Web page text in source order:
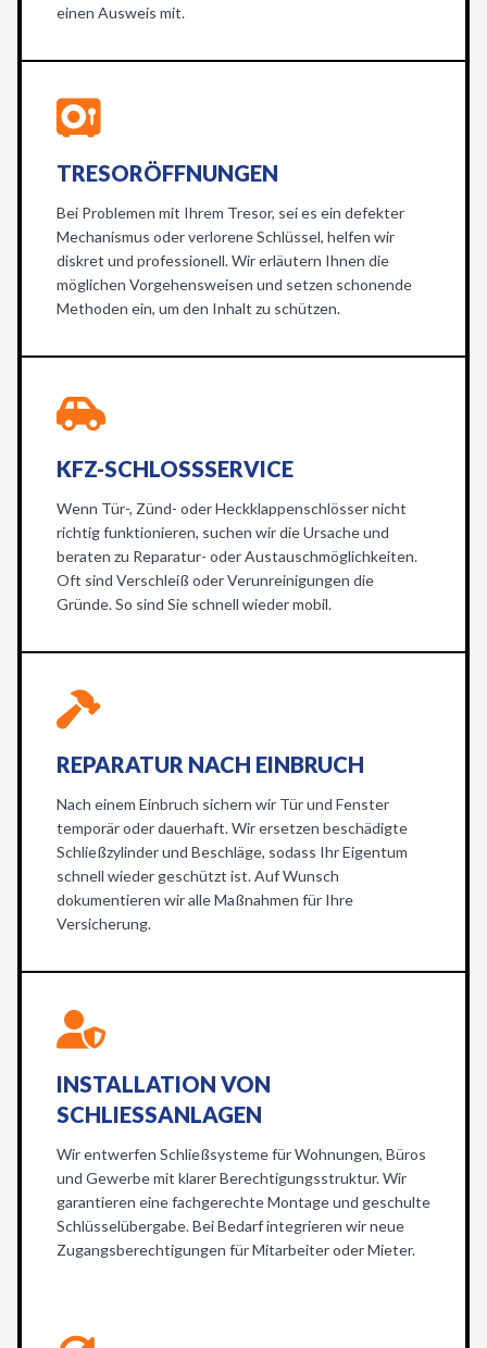
einen Ausweis mit.
TRESORÖFFNUNGEN
Bei Problemen mit Ihrem Tresor, sei es ein defekter
Mechanismus oder verlorene Schlüssel, helfen wir
diskret und professionell. Wir erläutern Ihnen die
möglichen Vorgehensweisen und setzen schonende
Methoden ein, um den Inhalt zu schützen.
KFZ-SCHLOSSSERVICE
Wenn Tür-, Zünd- oder Heckklappenschlösser nicht
richtig funktionieren, suchen wir die Ursache und
beraten zu Reparatur- oder Austauschmöglichkeiten.
Oft sind Verschleiß oder Verunreinigungen die
Gründe. So sind Sie schnell wieder mobil.
REPARATUR NACH EINBRUCH
Nach einem Einbruch sichern wir Tür und Fenster
temporär oder dauerhaft. Wir ersetzen beschädigte
Schließzylinder und Beschläge, sodass Ihr Eigentum
schnell wieder geschützt ist. Auf Wunsch
dokumentieren wir alle Maßnahmen für Ihre
Versicherung.
INSTALLATION VON
SCHLIESSANLAGEN
Wir entwerfen Schließsysteme für Wohnungen, Büros
und Gewerbe mit klarer Berechtigungsstruktur. Wir
garantieren eine fachgerechte Montage und geschulte
Schlüsselübergabe. Bei Bedarf integrieren wir neue
Zugangsberechtigungen für Mitarbeiter oder Mieter.